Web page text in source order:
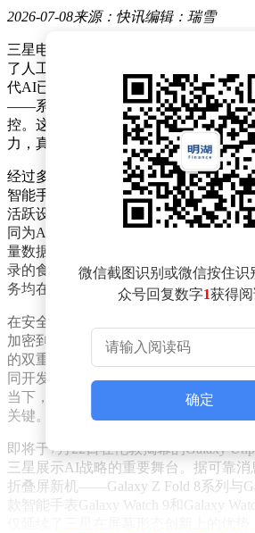
2026-07-08来源：快讯编辑：瑞雪
三星电子联席CEO卢泰文近日通过官
了人工智能技术在Galaxy生态系统中的
代AI已突破单纯信息交互的范畴，正
——系统能够主动执行用户指令，但最
控。这种进化要求设备必须具备深度理
力，真正实现"设备懂人"的交互范式。
经过多年布局，三星构建起覆盖智能终
智能手机到智能手表，从平板电脑到物
活跃设备通过SmartThings平台实现无
同为AI提供了多维数据支撑：例如
量数据，可联动手机日历自动优化次
录的食材消耗情况，能通过电视屏幕推
务均在后台静默运行，只在用户需要时
在安全架构方面，三星采用Knox多层
加密到云端传输全程守护用户隐私。
的双重机制，使得超过1000家合作伙
同开发创新应用。卢泰文特别强调，
当下，技术领先性已非唯一标准，能
关键。
即将于7月22日在伦敦揭幕的Galaxy
三星展示AI战略的重要舞台。据可靠
折叠屏新机——Galaxy Z Fold 8系列与
款智能手表Galaxy Watch 9和Galaxy
微信截图识别或微信按住识
众号回复数字1获得
确定